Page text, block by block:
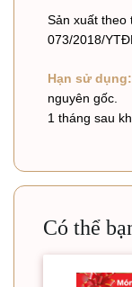
Sản xuất theo
073/2018/
Hạn sử dụng:
nguyên gốc.
1 tháng sau
Có thể